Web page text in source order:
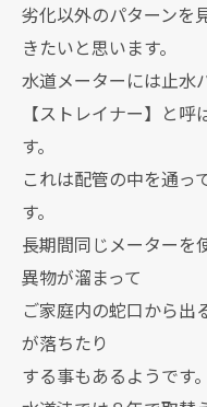
劣化以外のパターンを
きたいと思います。
水道メーターには止水
【ストレイナー】と
す。
これは配管の中を通っ
す。
長期間同じメーターを
異物が溜まって
ご家庭内の蛇口から出
が落ちたり
する事もあるようです。